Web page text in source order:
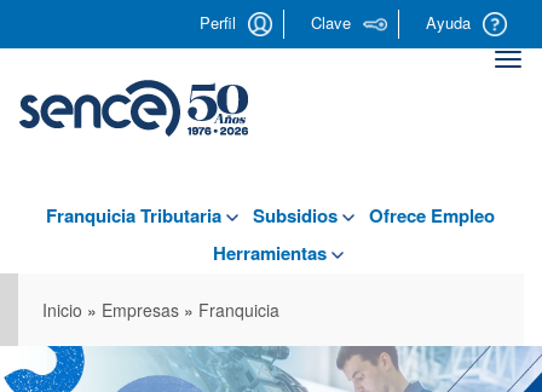
Perfil Clave Ayuda
Franquicia Tributaria Subsidios
Ofrece Empleo
Herramientas
Inicio » Empresas » Franquicia